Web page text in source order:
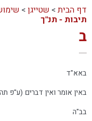
דף הבית > שטייגן >
תיבות - תנ"ך
ב
באא"ד
באין אומר ואין דברים (ע"פ
בב"ה